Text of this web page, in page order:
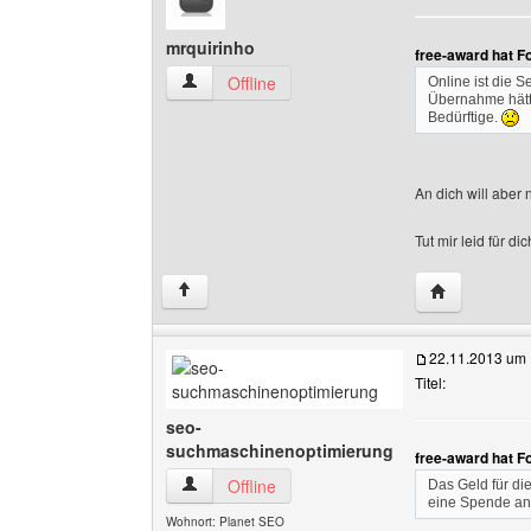
mrquirinho
mrquirinho Benutzer-Profile anzeigen
Offline
free-award hat
Online ist die
Übernahme
Bedürftige.
An dich will aber
Tut mir leid für
↑ Website
seo-
suchmaschinenoptimierung
seo-suchmaschinenoptimierung Benutzer-
Offline
Wohnort: Planet SEO
22.11.2013 um
Titel:
free-award hat
Das Geld für
eine Spende